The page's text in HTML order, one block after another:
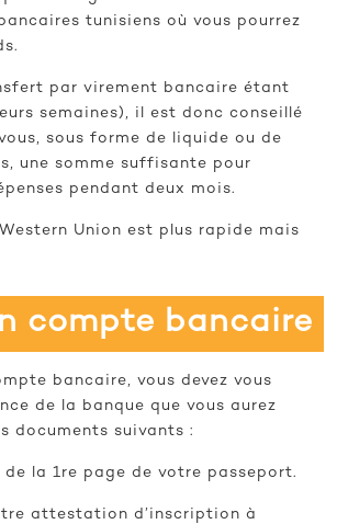
tunisiens où vous pourrez
par virement bancaire étant
semaines), il est donc conseillé
sous forme de liquide ou de
une somme suffisante pour
pendant deux mois.
Union est plus rapide mais
compte bancaire
bancaire, vous devez vous
de la banque que vous aurez
documents suivants :
la 1re page de votre passeport.
attestation d’inscription à